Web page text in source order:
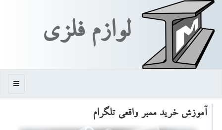
لوازم فلزی
منو
آموزش خرید ممبر واقعی تلگرام